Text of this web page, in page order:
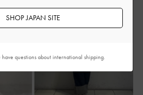
SHOP JAPAN SITE
questions about international shipping.